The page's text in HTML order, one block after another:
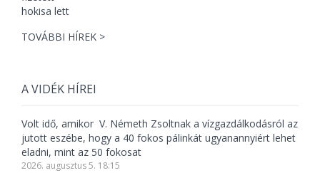
TOVÁBBI HÍREK >
A VIDÉK HÍREI
Volt idő, amikor V. Németh Zsoltnak a vízgazdálkodásról az
jutott eszébe, hogy a 40 fokos pálinkát ugyanannyiért lehet
eladni, mint az 50 fokosat
2026. augusztus 5. 18:15